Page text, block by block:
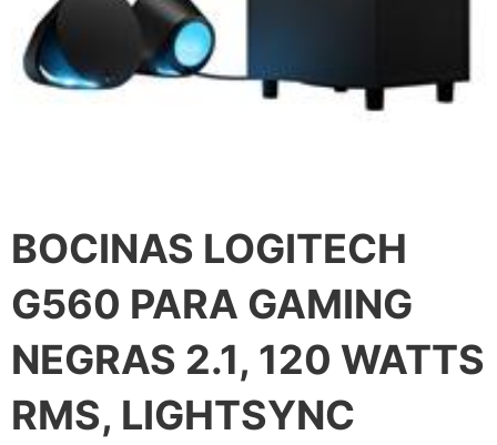
BOCINAS LOGITECH
G560 PARA GAMING
NEGRAS 2.1, 120 WATTS
RMS, LIGHTSYNC